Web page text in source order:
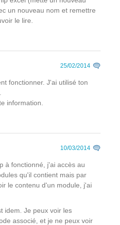
un nouveau nom et remettre
le lire.
25/02/2014
fonctionner. J'ai utilisé ton
information.
10/03/2014
à fonctionné, j'ai accès au
qu'il contient mais par
le contenu d'un module, j'ai
idem. Je peux voir les
associé, et je ne peux voir